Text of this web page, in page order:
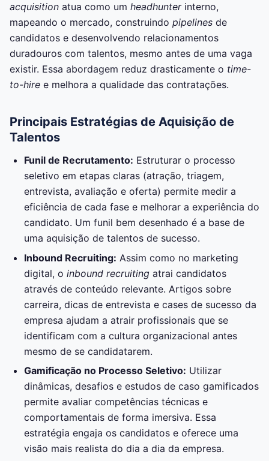
acquisition atua como um headhunterinterno,
mapeando o mercado, construindo pipelines de
candidatos e desenvolvendo relacionamentos
duradouros com talentos, mesmo antes de uma vaga
existir. Essa abordagem reduz drasticamente o time-
to-hire e melhora a qualidade das contratações.
Principais Estratégias de Aquisição de
Talentos
Funil de Recrutamento: Estruturar o processo
seletivo em etapas claras (atração, triagem,
entrevista, avaliação e oferta) permite medir a
eficiência de cada fase e melhorar a experiência do
candidato. Um funil bem desenhado é a base de
uma aquisição de talentos de sucesso.
Inbound Recruiting: Assim como no marketing
digital, o inbound recruiting atrai candidatos
através de conteúdo relevante. Artigos sobre
carreira, dicas de entrevista e cases de sucesso da
empresa ajudam a atrair profissionais que se
identificam com a cultura organizacional antes
mesmo de se candidatarem.
Gamificação no Processo Seletivo: Utilizar
dinâmicas, desafios e estudos de caso gamificados
permite avaliar competências técnicas e
comportamentais de forma imersiva. Essa
estratégia engaja os candidatos e oferece uma
visão mais realista do dia a dia da empresa.